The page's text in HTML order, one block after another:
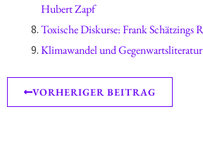
Hubert Zapf
Klimawandel und Gegenwartsliteratur
VORHERIGER BEITRAG